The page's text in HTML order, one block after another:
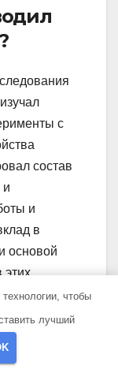
с
состав
и
и
в
основой
этих
чтобы
лучший